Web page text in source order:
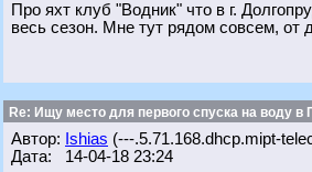
Про яхт клуб "Водник" что в г.
весь сезон. Мне тут рядом совсем, от
Re: Ищу место для первого спуска на воду
Автор: Ishias (---.5.71.168.dhcp.mipt-
Дата: 14-04-18 23:24